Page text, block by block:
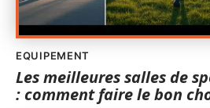
EQUIPEMENT
Les meilleures salles de
: comment faire le bon